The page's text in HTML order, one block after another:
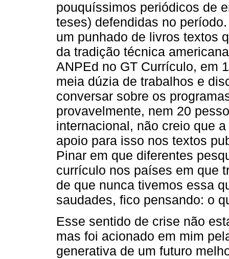
pouquíssimos periódicos de
teses) defendidas no
um punhado de livros textos
da tradição técnica
ANPEd no GT Currículo, em
meia dúzia de trabalhos e
conversar sobre os
provavelmente, nem 20
internacional, não creio que
apoio para isso nos textos
Pinar em que diferentes
currículo nos países em que
de que nunca tivemos essa
saudades, fico pensando: o
Esse sentido de crise não
mas foi acionado em mim
generativa de um futuro